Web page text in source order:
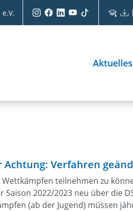
Aktuelles
Achtung: Verfahren
teilnehmen zu
Saison 2022/2023 neu über die
(ab der Jugend) müssen